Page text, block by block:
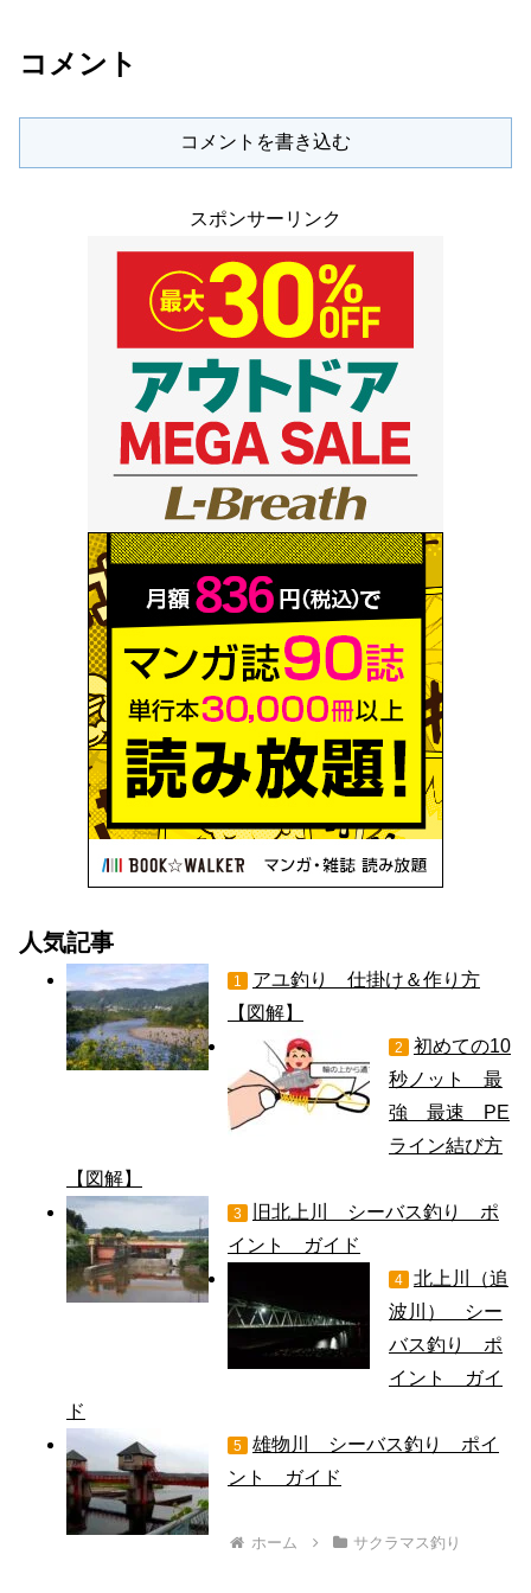
コメント
コメントを書き込む
スポンサーリンク
人気記事
1
アユ釣り 仕掛け＆作り方
【図解】
2
初めての10
秒ノット 最
強 最速 PE
ライン結び方
【図解】
3
旧北上川 シーバス釣り ポ
イント ガイド
4
北上川（追
波川） シー
バス釣り ポ
イント ガイ
ド
5
雄物川 シーバス釣り ポイ
ント ガイド
ホーム サクラマス釣り